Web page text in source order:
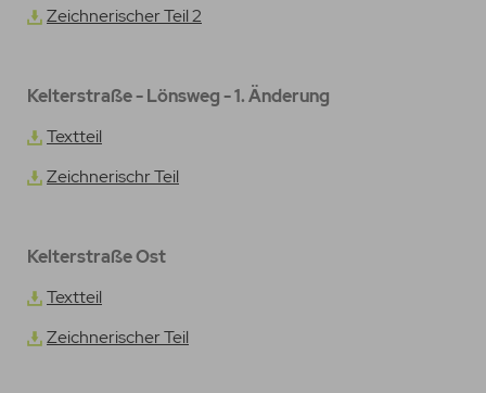
Zeichnerischer Teil 2
Kelterstraße - Lönsweg - 1. Änderung
Textteil
Zeichnerischr Teil
Kelterstraße Ost
Textteil
Zeichnerischer Teil